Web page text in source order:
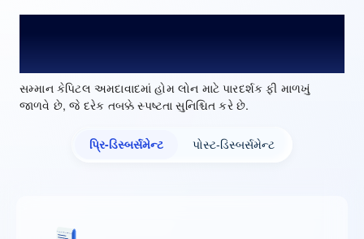
સમ્માન કેપિટલ અમદાવાદમાં હોમ લોન માટે પારદર્શક ફી માળખું
જાળવે છે, જે દરેક તબક્કે સ્પષ્ટતા સુનિશ્ચિત કરે છે.
પ્રિ-ડિસ્બર્સમેન્ટ પોસ્ટ-ડિસ્બર્સમેન્ટ